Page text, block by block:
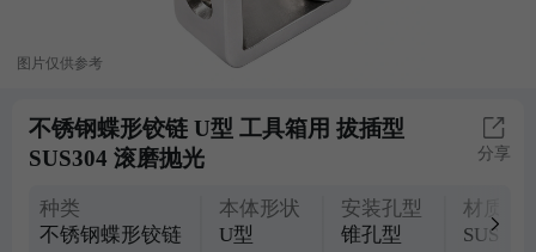
图片仅供参考
不锈钢蝶形铰链 U型 工具箱用 拔插型
SUS304 滚磨抛光
分享
种类
不锈钢蝶形铰链
本体形状
U型
安装孔型
锥孔型
材质
SUS304